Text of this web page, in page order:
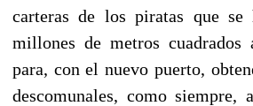
carteras de los piratas que se
millones de metros
para, con el nuevo puerto,
descomunales, como siempre,